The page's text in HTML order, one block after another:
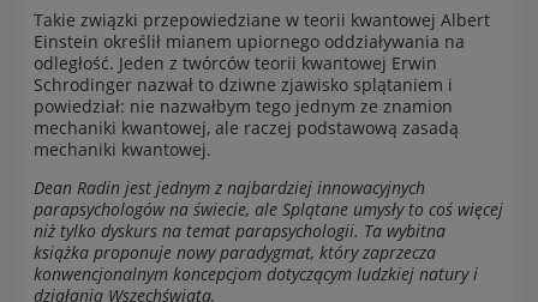
Takie związki przepowiedziane w teorii kwantowej Albert
Einstein określił mianem upiornego oddziaływania na
odległość. Jeden z twórców teorii kwantowej Erwin
Schrodinger nazwał to dziwne zjawisko splątaniem i
powiedział: nie nazwałbym tego jednym ze znamion
mechaniki kwantowej, ale raczej podstawową zasadą
mechaniki kwantowej.
Dean Radin jest jednym z najbardziej innowacyjnych
parapsychologów na świecie, ale Splątane umysły to coś więcej
niż tylko dyskurs na temat parapsychologii. Ta wybitna
książka proponuje nowy paradygmat, który zaprzecza
konwencjonalnym koncepcjom dotyczącym ludzkiej natury i
działania Wszechświata.